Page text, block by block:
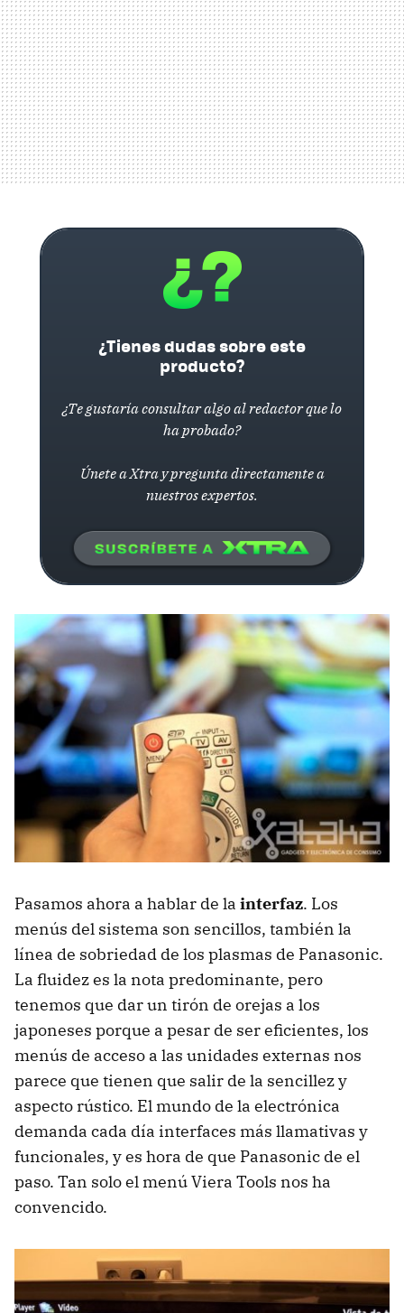
¿Tienes dudas sobre este
producto?
¿Te gustaría consultar algo al redactor que lo
ha probado?
Únete a Xtra y pregunta directamente a
nuestros expertos.
Pasamos ahora a hablar de la interfaz. Los
menús del sistema son sencillos, también la
línea de sobriedad de los plasmas de Panasonic.
La fluidez es la nota predominante, pero
tenemos que dar un tirón de orejas a los
japoneses porque a pesar de ser eficientes, los
menús de acceso a las unidades externas nos
parece que tienen que salir de la sencillez y
aspecto rústico. El mundo de la electrónica
demanda cada día interfaces más llamativas y
funcionales, y es hora de que Panasonic de el
paso. Tan solo el menú Viera Tools nos ha
convencido.